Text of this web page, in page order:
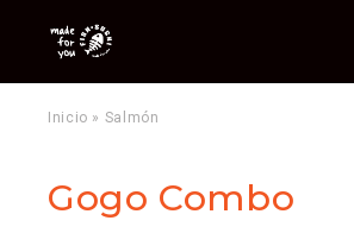
Inicio » Salmón
Gogo Combo